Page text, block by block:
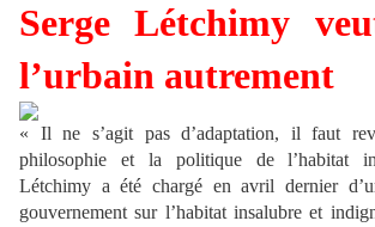
Serge Létchimy
l’urbain autrement
« Il ne s’agit pas d’adaptation, il faut
philosophie et la politique de l’habitat
Létchimy a été chargé en avril dernier
gouvernement sur l’habitat insalubre et